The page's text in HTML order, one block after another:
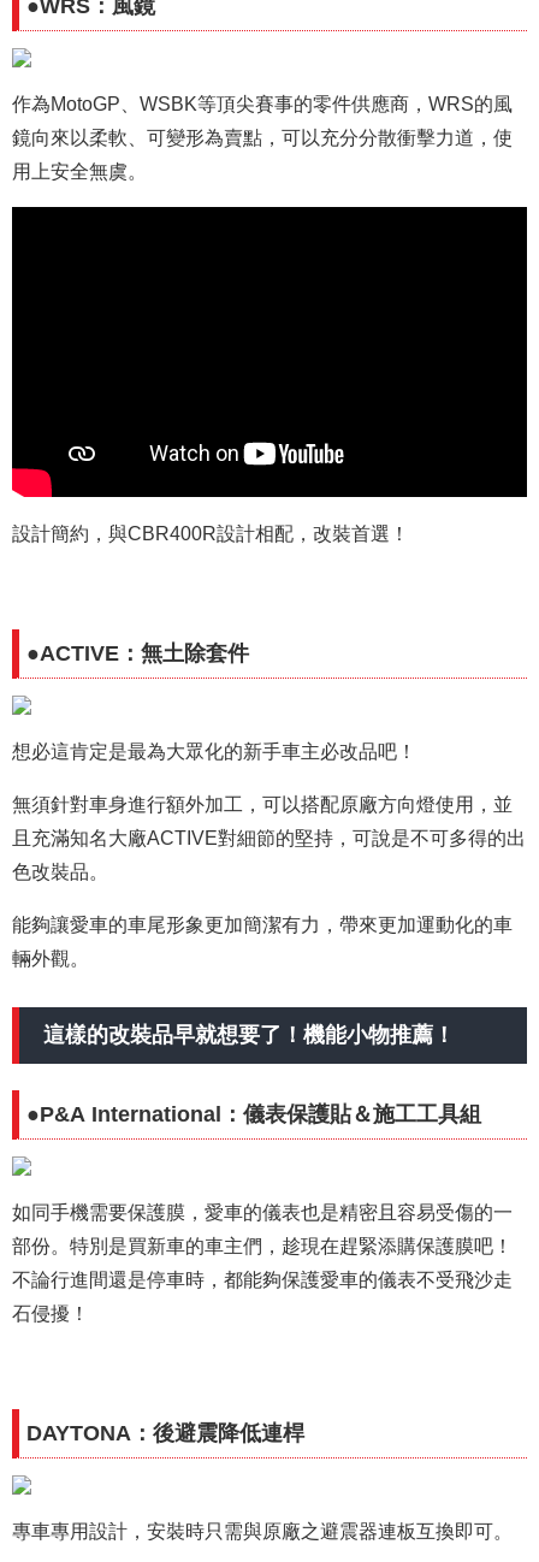
●WRS：風鏡
作為MotoGP、WSBK等頂尖賽事的零件供應商，WRS的風
鏡向來以柔軟、可變形為賣點，可以充分分散衝擊力道，使
用上安全無虞。
設計簡約，與CBR400R設計相配，改裝首選！
●ACTIVE：無土除套件
想必這肯定是最為大眾化的新手車主必改品吧！
無須針對車身進行額外加工，可以搭配原廠方向燈使用，並
且充滿知名大廠ACTIVE對細節的堅持，可說是不可多得的出
色改裝品。
能夠讓愛車的車尾形象更加簡潔有力，帶來更加運動化的車
輛外觀。
這樣的改裝品早就想要了！機能小物推薦！
●P&A International：儀表保護貼＆施工工具組
如同手機需要保護膜，愛車的儀表也是精密且容易受傷的一
部份。特別是買新車的車主們，趁現在趕緊添購保護膜吧！
不論行進間還是停車時，都能夠保護愛車的儀表不受飛沙走
石侵擾！
DAYTONA：後避震降低連桿
專車專用設計，安裝時只需與原廠之避震器連板互換即可。